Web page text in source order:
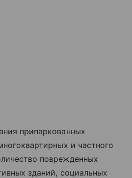
припаркованных
и частного
поврежденных
зданий, социальных